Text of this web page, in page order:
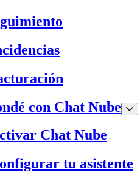
con Chat Nube
Chat Nube
tu asistente